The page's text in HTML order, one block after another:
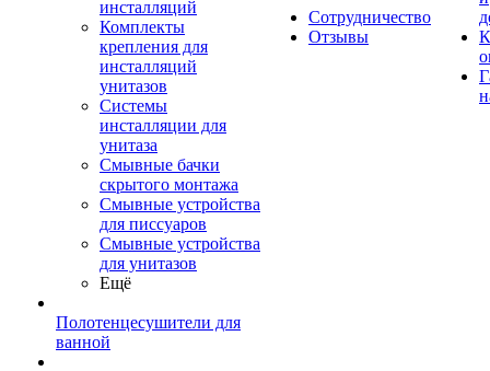
инсталляций
Комплекты
крепления для
инсталляций
унитазов
Системы
инсталляции для
унитаза
Смывные бачки
скрытого монтажа
Смывные устройства
для писсуаров
Смывные устройства
для унитазов
Ещё
Полотенцесушители для
ванной
Сотрудничество
Отзывы